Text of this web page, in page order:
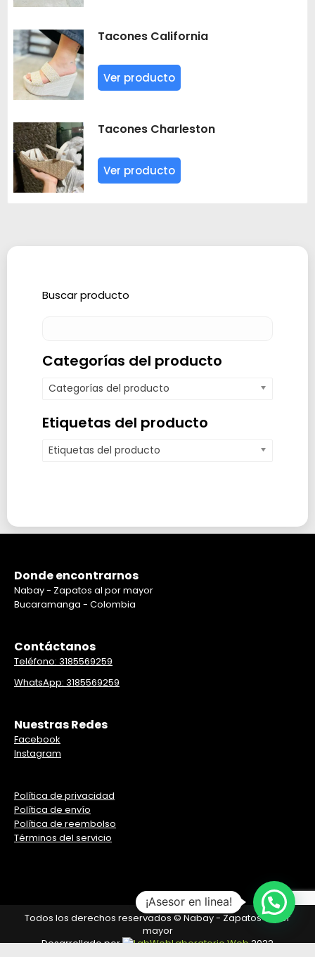
Tacones California
Ver producto
Tacones Charleston
Ver producto
Buscar producto
Categorías del producto
Categorías del producto
Etiquetas del producto
Etiquetas del producto
Donde encontrarnos
Nabay - Zapatos al por mayor
Bucaramanga - Colombia
Contáctanos
Teléfono: 3185569259
WhatsApp: 3185569259
Nuestras Redes
Facebook
Instagram
Política de privacidad
Política de envío
Política de reembolso
Términos del servicio
Todos los derechos reservados © Nabay - Zapatos al por
mayor
Desarrollado por
Laboratorio Web2022
¡Asesor en linea!